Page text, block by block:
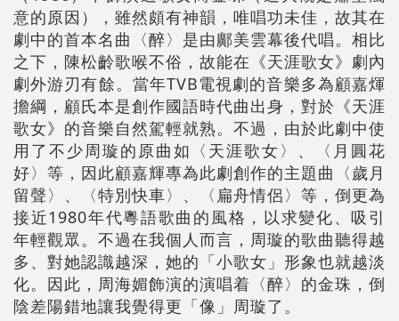
意的原因），雖然頗有神韻，唯唱功未佳，故其在
劇中的首本名曲〈醉〉是由鄺美雲幕後代唱。相比
之下，陳松齡歌喉不俗，故能在《天涯歌女》劇內
劇外游刃有餘。當年TVB電視劇的音樂多為顧嘉煇
擔綱，顧氏本是創作國語時代曲出身，對於《天涯
歌女》的音樂自然駕輕就熟。不過，由於此劇中使
用了不少周璇的原曲如〈天涯歌女〉、〈月圓花
好〉等，因此顧嘉輝專為此劇創作的主題曲〈歲月
留聲〉、〈特別快車〉、〈扁舟情侶〉等，倒更為
接近1980年代粵語歌曲的風格，以求變化、吸引
年輕觀眾。不過在我個人而言，周璇的歌曲聽得越
多、對她認識越深，她的「小歌女」形象也就越淡
化。因此，周海媚飾演的演唱着〈醉〉的金珠，倒
陰差陽錯地讓我覺得更「像」周璇了。